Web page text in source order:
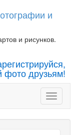
и
и рисунков.
фото друзьям!
Toggle